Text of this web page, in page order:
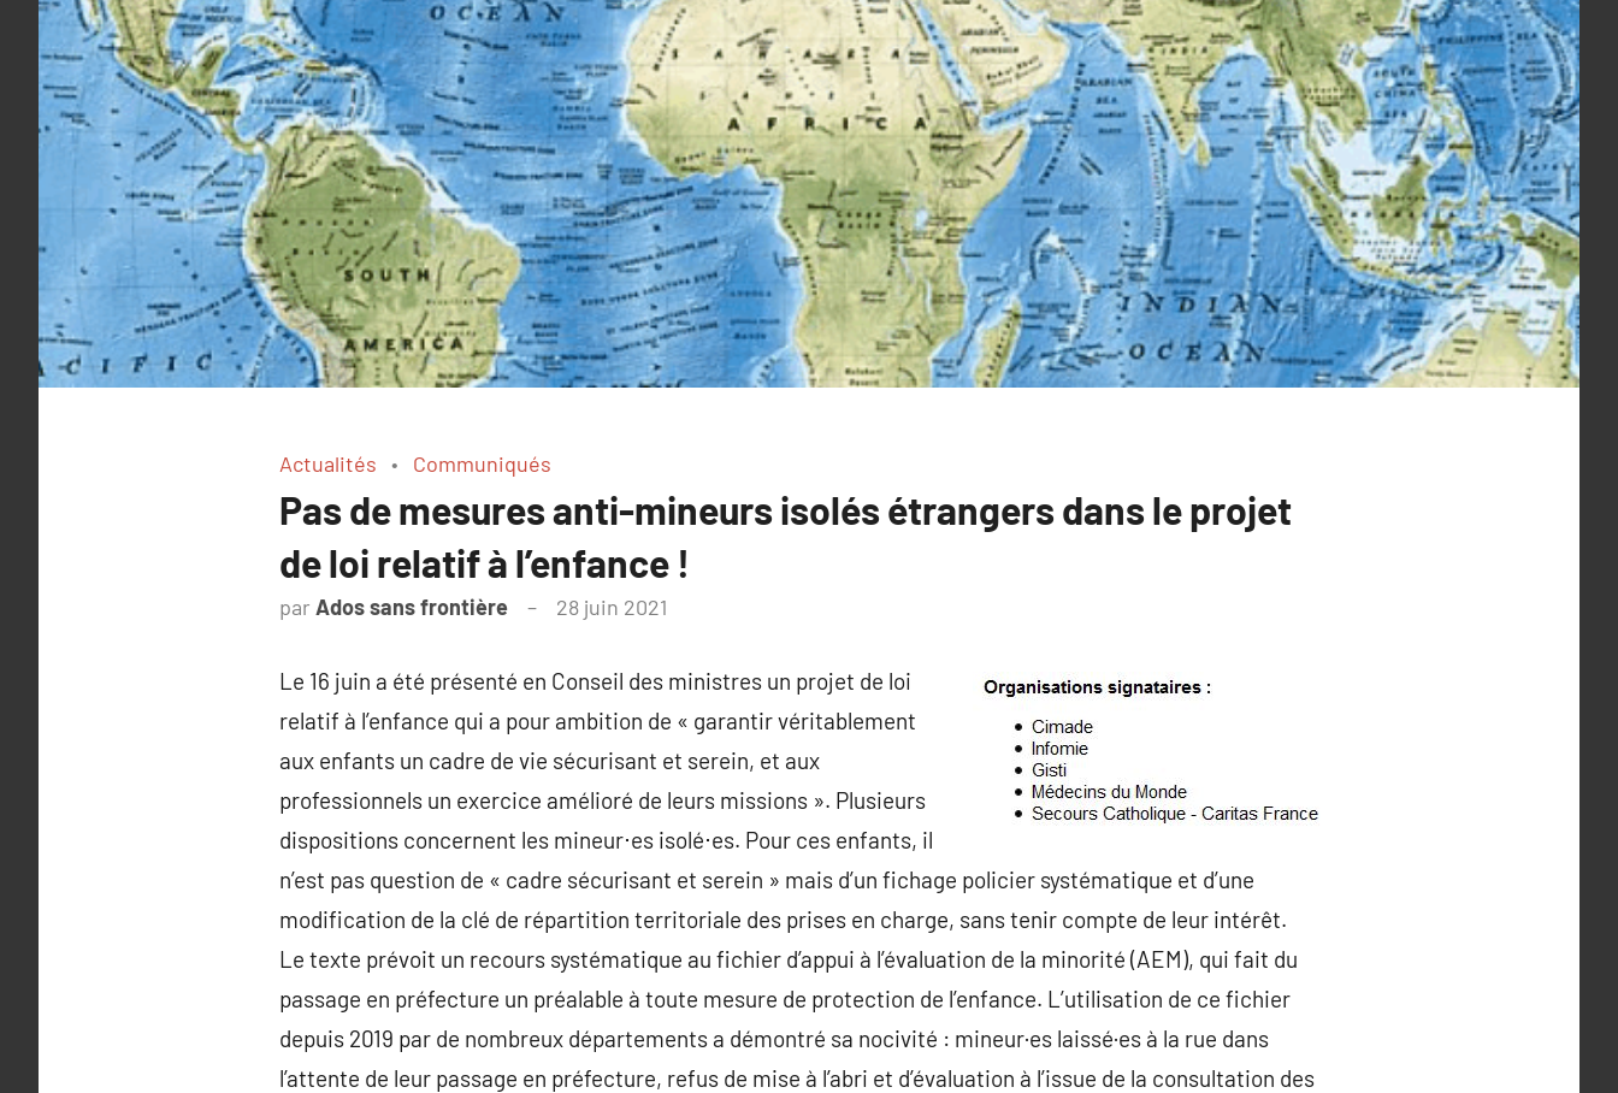
Actualités Communiqués
Pas de mesures anti-mineurs isolés étrangers dans le projet
de loi relatif à l’enfance !
par Ados sans frontière 28 juin 2021
Le 16 juin a été présenté en Conseil des ministres un projet de loi
relatif à l’enfance qui a pour ambition de « garantir véritablement
aux enfants un cadre de vie sécurisant et serein, et aux
professionnels un exercice amélioré de leurs missions ». Plusieurs
dispositions concernent les mineur⋅es isolé⋅es. Pour ces enfants, il
n’est pas question de « cadre sécurisant et serein » mais d’un fichage policier systématique et d’une
modification de la clé de répartition territoriale des prises en charge, sans tenir compte de leur intérêt.
Le texte prévoit un recours systématique au fichier d’appui à l’évaluation de la minorité (AEM), qui fait du
passage en préfecture un préalable à toute mesure de protection de l’enfance. L’utilisation de ce fichier
depuis 2019 par de nombreux départements a démontré sa nocivité : mineur·es laissé·es à la rue dans
l’attente de leur passage en préfecture, refus de mise à l’abri et d’évaluation à l’issue de la consultation des